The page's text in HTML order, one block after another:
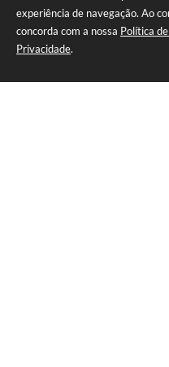
experiência de navegação. Ao
concorda com a nossa Política
Privacidade.